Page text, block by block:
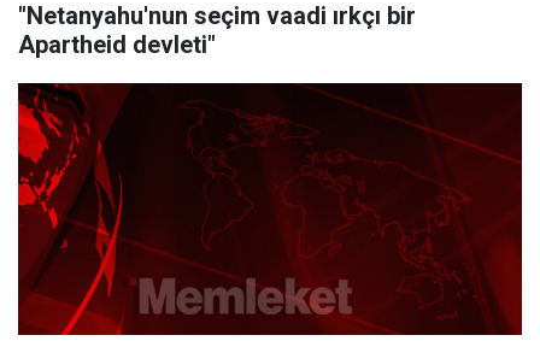
"Netanyahu'nun seçim vaadi ırkçı bir
Apartheid devleti"